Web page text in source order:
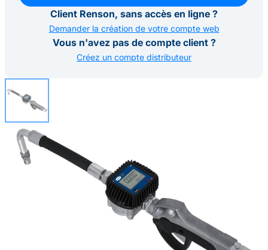
Je me connecte
Client Renson, sans accès en ligne ?
Demander la création de votre compte web
Vous n'avez pas de compte client ?
Créez un compte distributeur